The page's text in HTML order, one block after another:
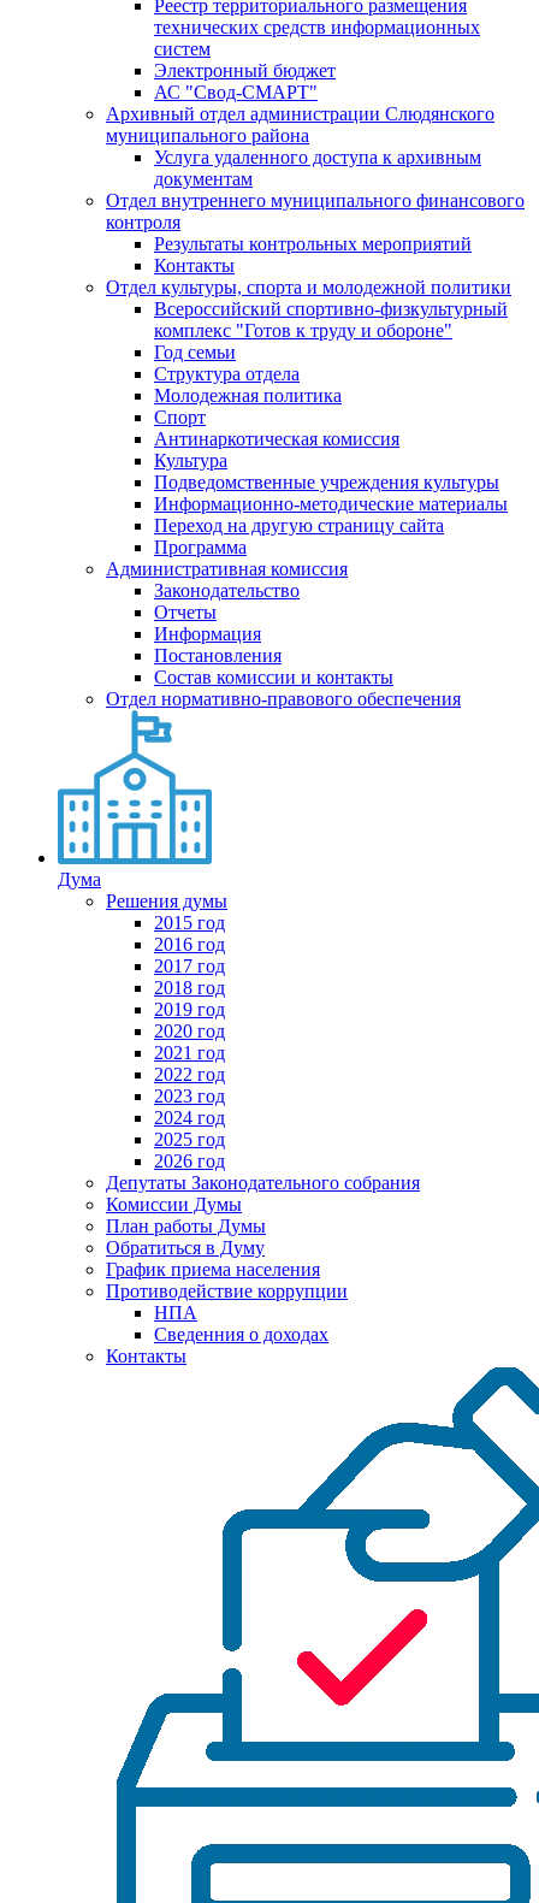
Реестр территориального размещения
технических средств информационных
систем
Электронный бюджет
АС "Свод-СМАРТ"
Архивный отдел администрации Слюдянского
муниципального района
Услуга удаленного доступа к архивным
документам
Отдел внутреннего муниципального финансового
контроля
Результаты контрольных мероприятий
Контакты
Отдел культуры, спорта и молодежной политики
Всероссийский спортивно-физкультурный
комплекс "Готов к труду и обороне"
Год семьи
Структура отдела
Молодежная политика
Спорт
Антинаркотическая комиссия
Культура
Подведомственные учреждения культуры
Информационно-методические материалы
Переход на другую страницу сайта
Программа
Административная комиссия
Законодательство
Отчеты
Информация
Постановления
Состав комиссии и контакты
Отдел нормативно-правового обеспечения
Дума
Решения думы
2015 год
2016 год
2017 год
2018 год
2019 год
2020 год
2021 год
2022 год
2023 год
2024 год
2025 год
2026 год
Депутаты Законодательного собрания
Комиссии Думы
План работы Думы
Обратиться в Думу
График приема населения
Противодействие коррупции
НПА
Сведенния о доходах
Контакты